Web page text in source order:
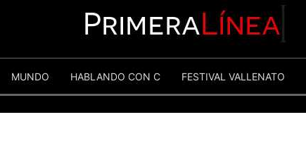
PrimeraLínea
MUNDO HABLANDO CON C FESTIVAL VALLENATO